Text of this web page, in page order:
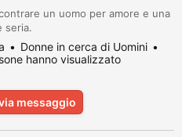
un uomo per amore e una
seria.
Donne in cerca di Uomini
hanno visualizzato
messaggio